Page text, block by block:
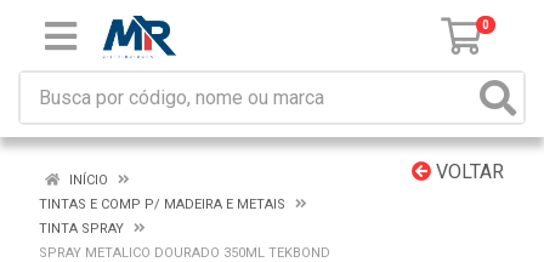
0
VOLTAR
INÍCIO
TINTAS E COMP P/ MADEIRA E METAIS
TINTA SPRAY
SPRAY METALICO DOURADO 350ML TEKBOND